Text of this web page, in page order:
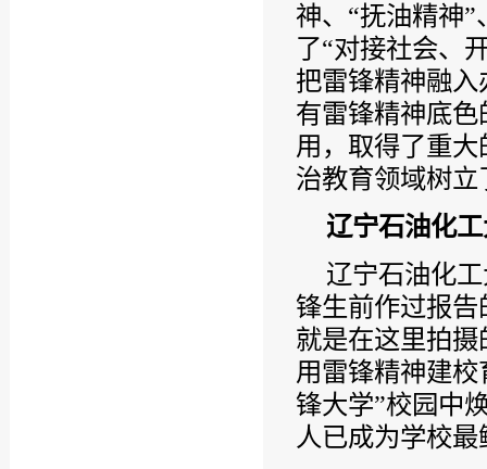
神、“抚油精神
了“对接社会、
把雷锋精神融
有雷锋精神底
用，取得了重
治教育领域树立
辽宁石油化
辽宁石油化
锋生前作过报
就是在这里拍
用雷锋精神建
锋大学”校园中
人已成为学校